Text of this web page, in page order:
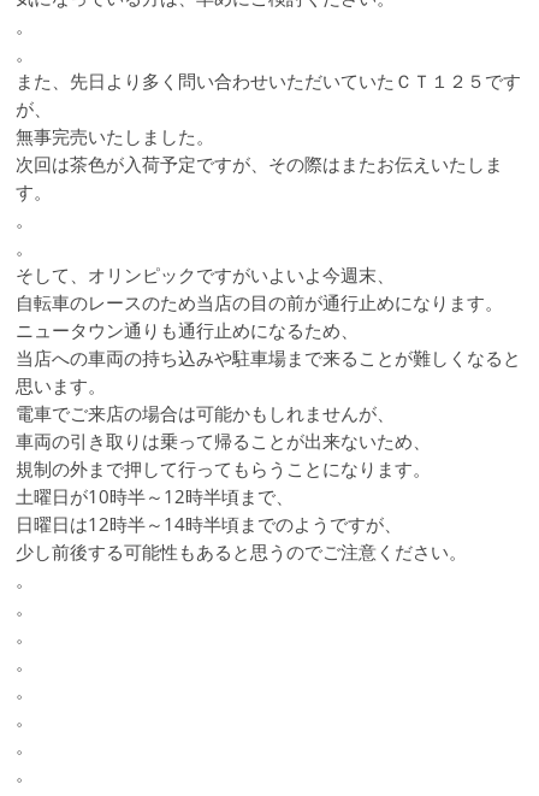
。
。
また、先日より多く問い合わせいただいていたＣＴ１２５です
が、
無事完売いたしました。
次回は茶色が入荷予定ですが、その際はまたお伝えいたしま
す。
。
。
そして、オリンピックですがいよいよ今週末、
自転車のレースのため当店の目の前が通行止めになります。
ニュータウン通りも通行止めになるため、
当店への車両の持ち込みや駐車場まで来ることが難しくなると
思います。
電車でご来店の場合は可能かもしれませんが、
車両の引き取りは乗って帰ることが出来ないため、
規制の外まで押して行ってもらうことになります。
土曜日が10時半～12時半頃まで、
日曜日は12時半～14時半頃までのようですが、
少し前後する可能性もあると思うのでご注意ください。
。
。
。
。
。
。
。
。